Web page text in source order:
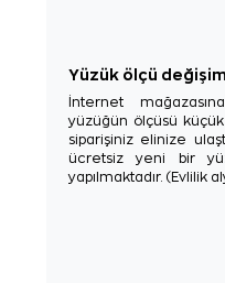
Yüzük ölçü
İnternet
yüzüğün ölçüsü
siparişiniz elinize
ücretsiz yeni bir
yapılmaktadır. (Evlilik